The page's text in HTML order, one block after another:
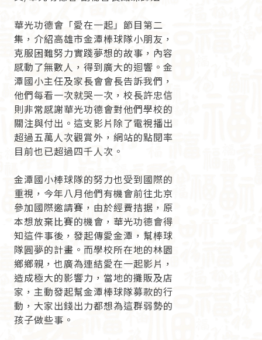
華光功德會「愛在一起」節目第二
集，介紹高雄市金潭棒球隊小朋友，
克服困難努力實踐夢想的故事，內容
感動了無數人，得到廣大的迴響。金
潭國小主任及家長會會長告訴我們，
他們每看一次就哭一次，校長許忠信
則非常感謝華光功德會對他們學校的
關注與付出。這支影片除了電視播出
超過五萬人次觀賞外，網站的點閱率
目前也已超過四千人次。
金潭國小棒球隊的努力也受到國際的
重視，今年八月他們有機會前往北京
參加國際邀請賽，由於經費拮据，原
本想放棄比賽的機會，華光功德會得
知這件事後，發起傳愛金潭，幫棒球
隊圓夢的計畫。而學校所在地的林園
鄉鄉親，也廣為連結愛在一起影片，
造成極大的影響力，當地的攤販及店
家，主動發起幫金潭棒球隊募款的行
動，大家出錢出力都想為這群弱勢的
孩子做些事。